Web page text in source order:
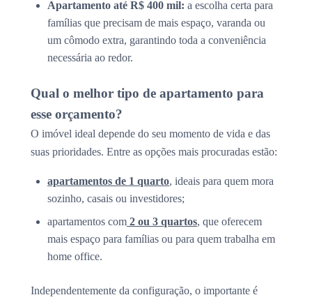
Apartamento até R$ 400 mil: a escolha certa para
famílias que precisam de mais espaço, varanda ou
um cômodo extra, garantindo toda a conveniência
necessária ao redor.
Qual o melhor tipo de apartamento para
esse orçamento?
O imóvel ideal depende do seu momento de vida e das
suas prioridades. Entre as opções mais procuradas estão:
apartamentos de 1 quarto, ideais para quem mora
sozinho, casais ou investidores;
apartamentos com 2 ou 3 quartos, que oferecem
mais espaço para famílias ou para quem trabalha em
home office.
Independentemente da configuração, o importante é